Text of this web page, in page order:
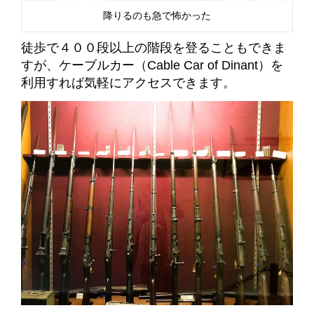
降りるのも急で怖かった
徒歩で４００段以上の階段を登ることもできま
すが、ケーブルカー（Cable Car of Dinant）を
利用すれば気軽にアクセスできます。